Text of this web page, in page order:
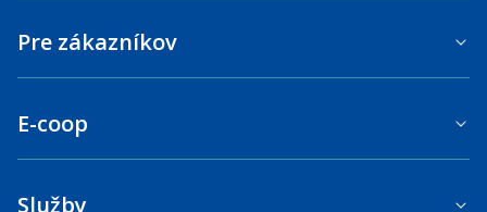
Pre zákazníkov
E-coop
Služby